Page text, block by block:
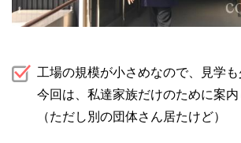
工場の規模が小さめなので、見学
今回は、私達家族だけのために案内
（ただし別の団体さん居たけど）